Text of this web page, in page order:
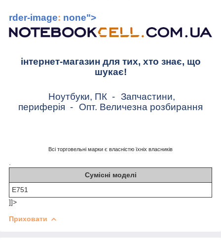
rder-image: none">
інтернет-магазин для тих, хто знає, що
шукає!
Ноутбуки, ПК - Запчастини,
периферія - Опт. Величезна розбирання
Всі торговельні марки є власністю їхніх власників
Сумісні моделі
E751
]]>
Приховати